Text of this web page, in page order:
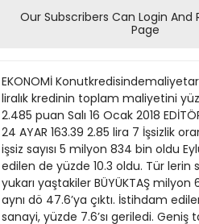
Cumhuriyet Alışveriş
Cumhuriyet Ankara
Cumhuriyet Büyük
Taaruz
Cumhuriyet
Cumartesi
Cumhuriyet Çevre
2016
2015
2013
2012
2011
2010
2009
Our Subscribers Can Login And
Page
EKONOMİ Konutkredisindemaliyetarttı Konut kredisi faiz oranında son bir yıldaki yükseliş, tüketicinin ev alırken kullandığı ortalama 100 bin liralık kredinin toplam maliyetini yüzde 10.2 artırdı. DOLAR 3.7840 0.2 kuruş AVRO 4.6460 8.3 kuruş FAİZ BORSA 13.36 0.03 puan 112.159 2.485 puan Salı 16 Ocak 2018 EDİTÖR: EMRE DEVECİ TASARIM: BAHADIR AKTAŞ Çift haneye kilitlendi ALTIN CUMHURİYET 1098.01 19.17 lira ALTIN 24 AYAR 163.39 2.85 lira 7 İşsizlik oranı ekim döneminde yüzde 10.3 ile çift haneli düzeyini korudu. Geniş tanımlı işsizlik yüzde 17, gerçek işsiz sayısı 5 milyon 834 bin oldu Eylülde yüzde 10.6 olan işsizlik oranı, ekim puanlık azalış ile yüzde 10.5’e indi. Bu dönemde istihdam edilen de yüzde 10.3 oldu. Tür lerin sayısı da 1 milyon kiye İstatistik Kurumu 378 bin kişi artarak 28 (TÜİK) verilerine göre, OLCAY 15 ve yukarı yaştakiler BÜYÜKTAŞ milyon 645 bin kişiye, istihdam oranı da 1.4 de işsiz sayısı ekim dö puanlık artışla yüzde neminde geçen yılın aynı dö 47.6’ya çıktı. İstihdam edilen nemine göre 360 bin kişi aza lerin; yüzde 19.3’ü tarım, yüz larak 3 milyon 287 bin kişiye de 19.1’i sanayi, yüzde 7.6’sı geriledi. Geniş tanımlı işsizlik inşaat, yüzde 54’ü de hizmet oranı yüzde 17, gerçek işsiz ler sektöründe yer aldı. Önce sayısı da altı milyona yaklaştı. ki yılın aynı dönemi ile kar Eylülde 3.41 milyon kişi olan şılaştırıldığında tarım sek işsiz sayısı, ekimde 3.28 mil törünün istihdam edilenler yona düştü. İstihdam edilen içindeki payı 0.1 puan, sana lerin sayısı Ekim 2017’de, bir yi sektörünün payı 0.3 puan önceki yılın aynı dönemine azalırken, hizmet sektörünün göre 1 milyon 378 bin kişi ar payı 0.4 puan arttı. tarak 28 milyon 645 bin kişi, İşgücü ekim döneminde bir istihdam oranı ise 1.4 puanlık önceki yılın aynı dönemine gö artış ile yüzde 47.6 oldu. re 1 milyon 18 bin kişi artarak Sanayinin payı düştü 31 milyon 932 bin kişi oldu. Erkeklerde işgücüne katılma oranı Bir önceki ay yüzde 20.2’yi 0.3 puanlık artışla yüzde 72.4, gören genç işsizlik ise ekim kadınlarda 1.1 puanlık artışla de yüzde 19.3’e geriledi. İşsiz yüzde 34.2 olarak gerçekleşti. lik 1564 yaş grubunda da 1.5 l Ekonomi Servisi Gerçek, stajyer ve Kayıt dışı çalışma kaygı verici bursiyer ile gizleniyor Stajyer ve bursiyer sayısının 2014’te 507 bin, 2015’te 672 bin iken, getirilen teşviklerle 2016 Aralık ayında 1 milyon 529 bine, 2017 Ekim ayında ise 1 milyon 518 bine ulaştığına işaret eden CHP Ekonomiden Sorumlu Genel Başkan Yardımcısı Aykut Erdoğdu, “Bu, son 1 yılda 1 milyon işsizin